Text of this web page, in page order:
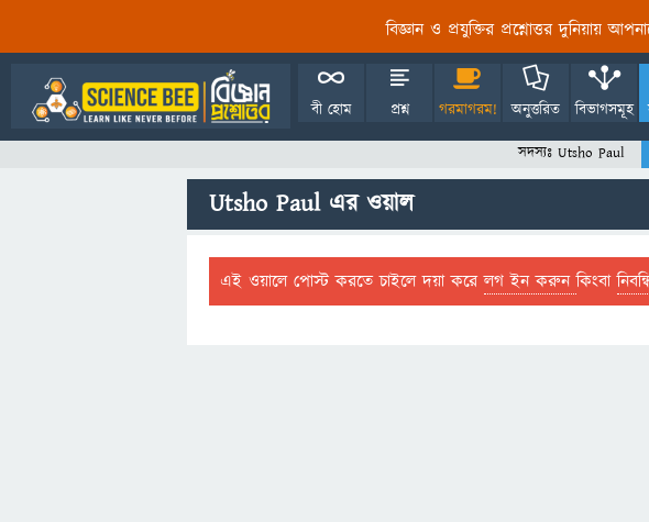
বিজ্ঞান ও প্রযুক্তির প্রশ্নোত্তর দুনিয়ায়
বী হোম প্রশ্ন গরমাগরম! অনুত্তরিত বিভাগসমূহ
সদস্যঃ Utsho Paul
Utsho Paul এর ওয়াল
এই ওয়ালে পোস্ট করতে চাইলে দয়া করেলগ ইন করুনকিংবা